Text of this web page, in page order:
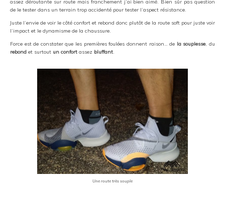
assez déroutante sur route mais franchement j’ai bien aimé. Bien sûr pas question
de le tester dans un terrain trop accidenté pour tester l’aspect résistance.
Juste l’envie de voir le côté confort et rebond donc plutôt de la route soft pour juste voir
l’impact et le dynamisme de la chaussure.
Force est de constater que les premières foulées donnent raison… de la souplesse, du
rebond et surtout un confort assez bluffant.
Une route très souple